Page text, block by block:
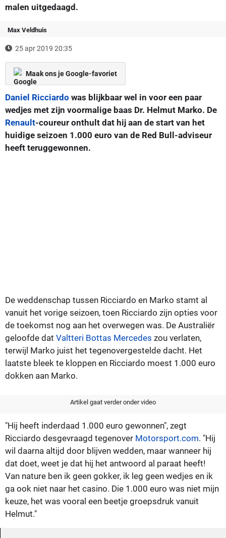
malen uitgedaagd.
Max Veldhuis
25 apr 2019 20:35
Maak ons je Google-favoriet
Daniel Ricciardo was blijkbaar wel in voor een paar
wedjes met zijn voormalige baas Dr. Helmut Marko. De
Renault-coureur onthult dat hij aan de start van het
huidige seizoen 1.000 euro van de Red Bull-adviseur
heeft teruggewonnen.
De weddenschap tussen Ricciardo en Marko stamt al
vanuit het vorige seizoen, toen Ricciardo zijn opties voor
de toekomst nog aan het overwegen was. De Australiër
geloofde dat Valtteri Bottas Mercedes zou verlaten,
terwijl Marko juist het tegenovergestelde dacht. Het
laatste bleek te kloppen en Ricciardo moest 1.000 euro
dokken aan Marko.
Artikel gaat verder onder video
"Hij heeft inderdaad 1.000 euro gewonnen", zegt
Ricciardo desgevraagd tegenover Motorsport.com. "Hij
wil daarna altijd door blijven wedden, maar wanneer hij
dat doet, weet je dat hij het antwoord al paraat heeft!
Van nature ben ik geen gokker, ik leg geen wedjes en ik
ga ook niet naar het casino. Die 1.000 euro was niet mijn
keuze, het was vooral een beetje groepsdruk vanuit
Helmut."